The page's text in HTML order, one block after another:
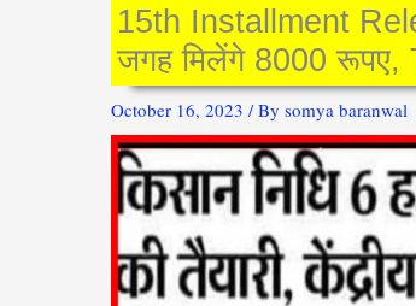
15th Installment
जगह मिलेंगे 8000 रूपए,
October 16, 2023 / By somya baranwal